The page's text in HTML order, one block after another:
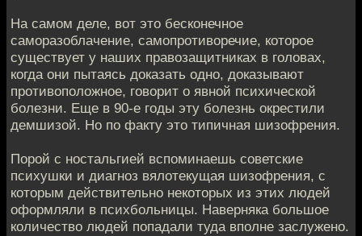
На самом деле, вот это бесконечное
саморазоблачение, самопротиворечие, которое
существует у наших правозащитниках в головах,
когда они пытаясь доказать одно, доказывают
противоположное, говорит о явной психической
болезни. Еще в 90-е годы эту болезнь окрестили
демшизой. Но по факту это типичная шизофрения.
Порой с ностальгией вспоминаешь советские
психушки и диагноз вялотекущая шизофрения, с
которым действительно некоторых из этих людей
оформляли в психбольницы. Наверняка большое
количество людей попадали туда вполне заслужено.